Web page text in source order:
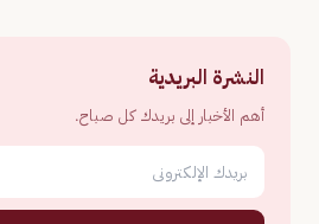
النشرة البريدية
أهم الأخبار إلى بريدك كل صباح.